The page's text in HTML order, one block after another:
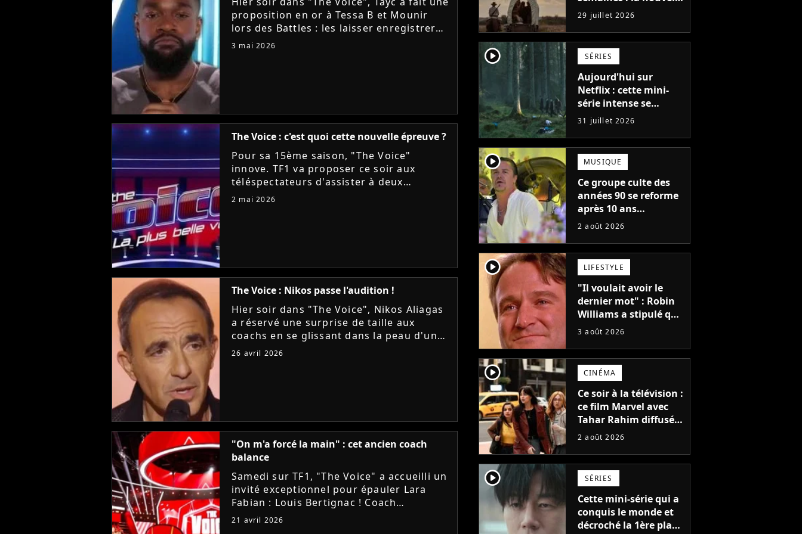
proposition en or à Tessa B et Mounir
lors des Battles : les laisser enregistrer
un duo sur son nouvel album "Joÿa". Et le
3 mai 2026
The Voice : c'est quoi cette nouvelle épreuve ?
Pour sa 15ème saison, "The Voice"
innove. TF1 va proposer ce soir aux
téléspectateurs d'assister à deux
épreuves en une : les Qualifications et les
2 mai 2026
The Voice : Nikos passe l'audition !
Hier soir dans "The Voice", Nikos Aliagas
a réservé une surprise de taille aux
coachs en se glissant dans la peau d'un
candidat. A-t-il réussi à convaincre Lara
26 avril 2026
"On m'a forcé la main" : cet ancien coach
balance
Samedi sur TF1, "The Voice" a accueilli un
invité exceptionnel pour épauler Lara
Fabian : Louis Bertignac ! Coach
emblématique des deux premières
21 avril 2026
série Netflix idéale
pour les fans de
Yellowstone
29 juillet 2026
player2 SÉRIES
Aujourd'hui sur
Netflix : cette mini-
série intense se
regarde en une seule
après-midi
31 juillet 2026
player2 MUSIQUE
Ce groupe culte des
années 90 se reforme
après 10 ans
d'absence et annonce
2 août 2026
player2 LIFESTYLE
"Il voulait avoir le
dernier mot" : Robin
Williams a stipulé que
sa voix ne pourrait
2039, pourtant Disney
possède des
enregistrements
inédits
3 août 2026
player2 CINÉMA
Ce soir à la télévision :
ce film Marvel avec
Tahar Rahim diffusé
pour la toute
France
2 août 2026
player2 SÉRIES
Cette mini-série qui a
conquis le monde et
décroché la 1ère place